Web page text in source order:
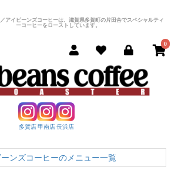
アイビーンズコーヒーは、滋賀県多賀町の片田舎でスペシャルティ
ーコーヒーをローストしています。
0
多賀店甲南店長浜店
ンズコーヒーのメニュー一覧